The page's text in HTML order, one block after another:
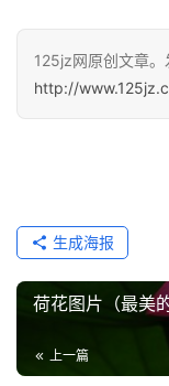
125jz网原创文章。
http://
生成海报
荷花图片（最美
上一篇